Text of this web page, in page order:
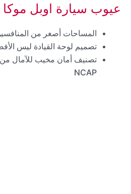
عيوب سيارة اوبل موكا 2022
المساحات أصغر من
تصميم لوحة القيادة ليس
NCAP